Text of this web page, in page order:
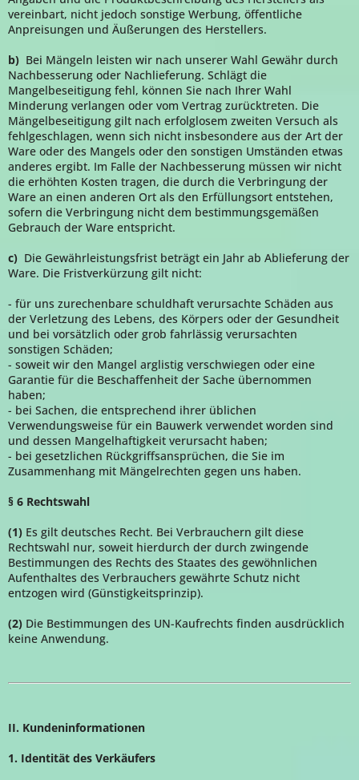
vereinbart, nicht jedoch sonstige Werbung, öffentliche
Anpreisungen und Äußerungen des Herstellers.
b) Bei Mängeln leisten wir nach unserer Wahl Gewähr durch
Nachbesserung oder Nachlieferung. Schlägt die
Mangelbeseitigung fehl, können Sie nach Ihrer Wahl
Minderung verlangen oder vom Vertrag zurücktreten. Die
Mängelbeseitigung gilt nach erfolglosem zweiten Versuch als
fehlgeschlagen, wenn sich nicht insbesondere aus der Art der
Ware oder des Mangels oder den sonstigen Umständen etwas
anderes ergibt. Im Falle der Nachbesserung müssen wir nicht
die erhöhten Kosten tragen, die durch die Verbringung der
Ware an einen anderen Ort als den Erfüllungsort entstehen,
sofern die Verbringung nicht dem bestimmungsgemäßen
Gebrauch der Ware entspricht.
c) Die Gewährleistungsfrist beträgt ein Jahr ab Ablieferung der
Ware. Die Fristverkürzung gilt nicht:
- für uns zurechenbare schuldhaft verursachte Schäden aus
der Verletzung des Lebens, des Körpers oder der Gesundheit
und bei vorsätzlich oder grob fahrlässig verursachten
sonstigen Schäden;
- soweit wir den Mangel arglistig verschwiegen oder eine
Garantie für die Beschaffenheit der Sache übernommen
haben;
- bei Sachen, die entsprechend ihrer üblichen
Verwendungsweise für ein Bauwerk verwendet worden sind
und dessen Mangelhaftigkeit verursacht haben;
- bei gesetzlichen Rückgriffsansprüchen, die Sie im
Zusammenhang mit Mängelrechten gegen uns haben.
§ 6 Rechtswahl
(1) Es gilt deutsches Recht. Bei Verbrauchern gilt diese
Rechtswahl nur, soweit hierdurch der durch zwingende
Bestimmungen des Rechts des Staates des gewöhnlichen
Aufenthaltes des Verbrauchers gewährte Schutz nicht
entzogen wird (Günstigkeitsprinzip).
(2) Die Bestimmungen des UN-Kaufrechts finden ausdrücklich
keine Anwendung.
II. Kundeninformationen
1. Identität des Verkäufers